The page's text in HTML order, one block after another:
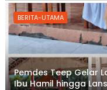
BERITA-UTAMA
Pemdes Teep Gelar
Ibu Hamil hingga